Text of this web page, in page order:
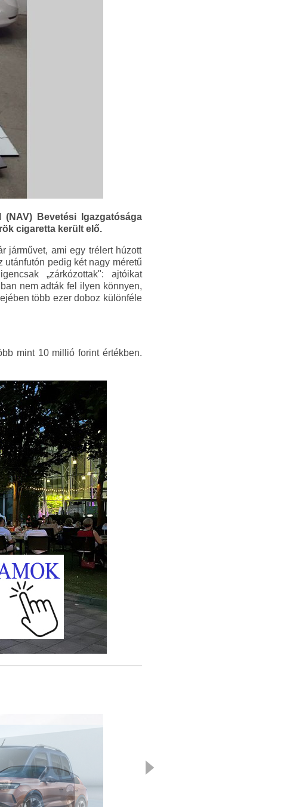
Bevetési Igazgatósága
cigaretta került elő.
járművet, ami egy trélert húzott
utánfutón pedig két nagy méretű
„zárkózottak": ajtóikat
nem adták fel ilyen könnyen,
több ezer doboz különféle
mint 10 millió forint értékben.